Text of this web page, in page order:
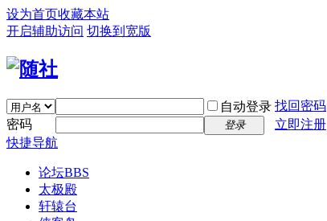
设为首页收藏本站
开启辅助访问 切换到宽版
自动登录 找回密码
密码
登录
立即注册
快捷导航
论坛BBS
太极殿
轩辕台